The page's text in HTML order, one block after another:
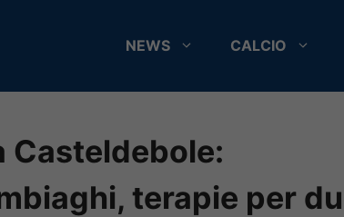
NEWS CALCIO
Casteldebole:
terapie per